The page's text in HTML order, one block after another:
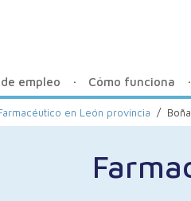
empleo Cómo funciona
en León provincia /